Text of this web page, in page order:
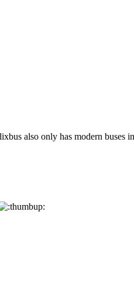
also only has modern buses